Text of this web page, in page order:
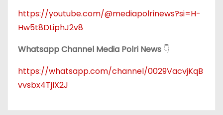
https://youtube.com/@mediapolrinews?si=H-
Hw5t8DLiphJ2v8
Whatsapp Channel Media Polri News 👇
https://whatsapp.com/channel/0029VacvjKqB
vvsbx4TjlX2J